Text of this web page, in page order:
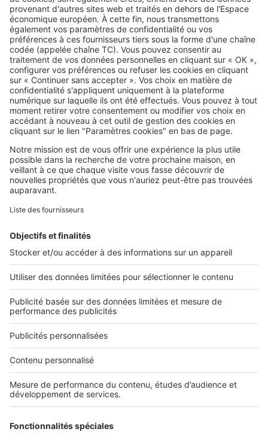
Comment vendre sa maison à
un promoteur immobilier ?
SeLoger c'est aussi
Retrouvez-nous sur ...
L'ENTREPRISE
Qui sommes-nous ?
Nous contacter
Nous recrutons
NOS APPLICATIONS
Découvrez nos applications
SERVICES PRO
Tous nos services pro